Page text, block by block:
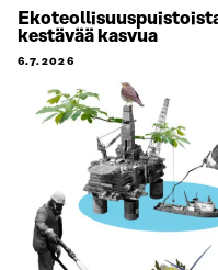
kestävää kasvua
6.7.2026